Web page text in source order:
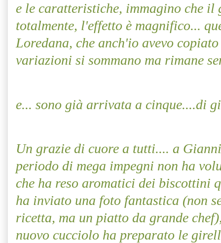
e le caratteristiche, immagino che il
totalmente, l'effetto è magnifico...
Loredana, che anch'io avevo
variazioni si sommano ma rimane
e... sono già arrivata a cinque....di
Un grazie di cuore a tutti.... a
periodo di mega impegni non ha
che ha reso aromatici dei biscottini
ha inviato una foto fantastica (non
ricetta, ma un piatto da grande
nuovo cucciolo ha preparato le